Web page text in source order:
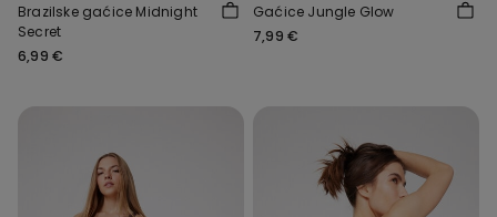
Brazilske gaćice Midnight
Secret
6,99 €
Gaćice Jungle Glow
7,99 €